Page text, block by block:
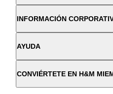
INFORMACIÓN
AYUDA
CONVIÉRTETE EN H&M